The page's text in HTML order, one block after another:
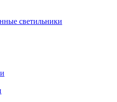
светильники